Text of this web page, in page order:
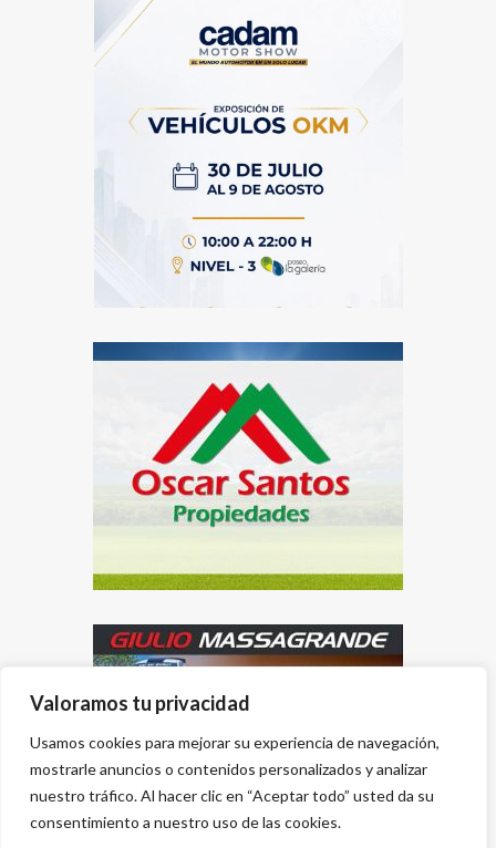
Valoramos tu privacidad
Usamos cookies para mejorar su experiencia de navegación,
mostrarle anuncios o contenidos personalizados y analizar
nuestro tráfico. Al hacer clic en “Aceptar todo” usted da su
consentimiento a nuestro uso de las cookies.